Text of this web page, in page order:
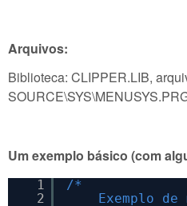
Arquivos:
Biblioteca: CLIPPER.LIB,
Um exemplo básico (com
1
2
/*
Exemplo de